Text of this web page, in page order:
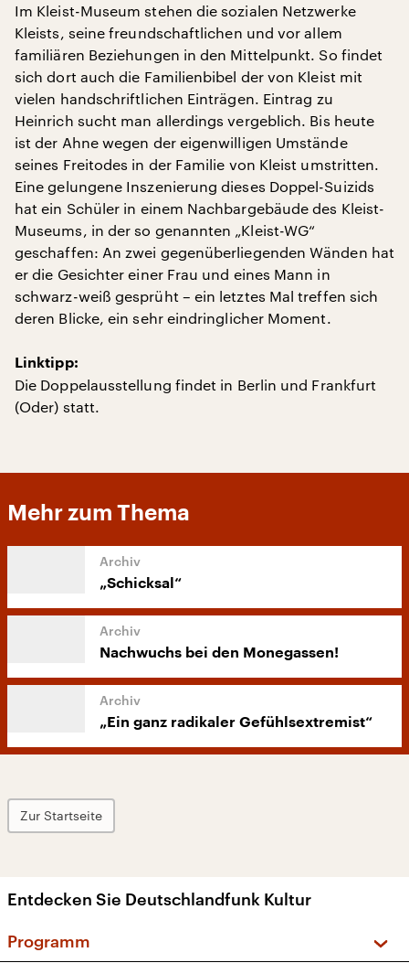
Im Kleist-Museum stehen die sozialen Netzwerke
Kleists, seine freundschaftlichen und vor allem
familiären Beziehungen in den Mittelpunkt. So findet
sich dort auch die Familienbibel der von Kleist mit
vielen handschriftlichen Einträgen. Eintrag zu
Heinrich sucht man allerdings vergeblich. Bis heute
ist der Ahne wegen der eigenwilligen Umstände
seines Freitodes in der Familie von Kleist umstritten.
Eine gelungene Inszenierung dieses Doppel-Suizids
hat ein Schüler in einem Nachbargebäude des Kleist-
Museums, in der so genannten „Kleist-WG“
geschaffen: An zwei gegenüberliegenden Wänden hat
er die Gesichter einer Frau und eines Mann in
schwarz-weiß gesprüht – ein letztes Mal treffen sich
deren Blicke, ein sehr eindringlicher Moment.
Linktipp:
Die Doppelausstellung findet in Berlin und Frankfurt
(Oder) statt.
Mehr zum Thema
„Schicksal“
Nachwuchs bei den Monegassen!
„Ein ganz radikaler Gefühlsextremist“
Zur Startseite
Entdecken Sie Deutschlandfunk Kultur
Programm